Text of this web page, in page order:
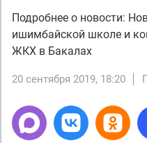
Подробнее о новости:
ишимбайской школе и
ЖКХ в Бакалах
20 сентября 2019, 18:20